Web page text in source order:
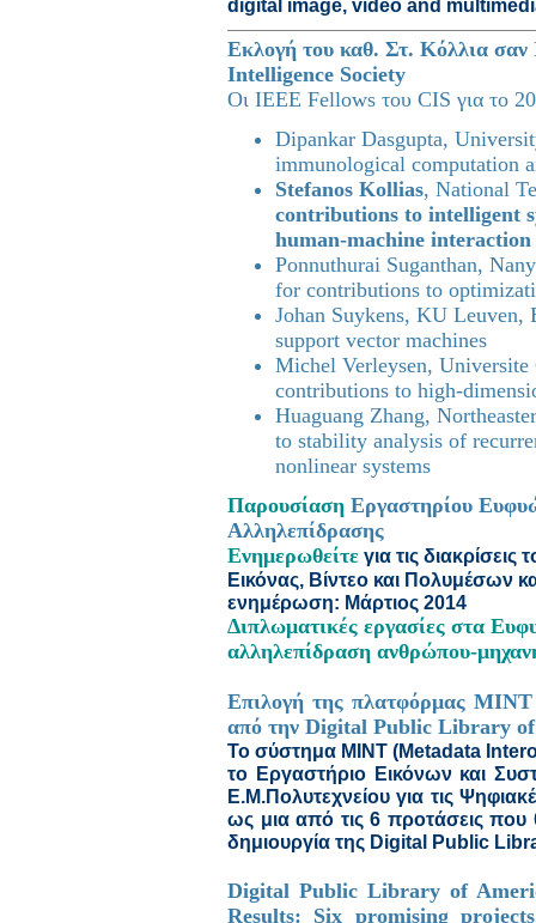
Εκλογή του καθ. Στ. Κόλλια
Intelligence Society
Οι IEEE Fellows του CIS για το
Dipankar Dasgupta,
immunological computation
Stefanos Kollias, National
contributions to intelligent
human-machine interaction
Ponnuthurai Suganthan,
for contributions to
Johan Suykens, KU
support vector machines
Michel Verleysen,
contributions to high-
Huaguang Zhang,
to stability analysis of
nonlinear systems
Παρουσίαση Εργαστηρίου
Αλληλεπίδρασης
Ενημερωθείτε για τις
Εικόνας, Βίντεο και Πολυμέσων
ενημέρωση: Μάρτιος 2014
Διπλωματικές εργασίες στα
αλληλεπίδραση ανθρώπου-
Επιλογή της πλατφόρμας
από την Digital Public Library
Το σύστημα MINT (Metadata
το Εργαστήριο Εικόνων και
Ε.Μ.Πολυτεχνείου για τις
ως μια από τις 6 προτάσεις που
δημιουργία της Digital Public
Digital Public Library of
Results: Six promising